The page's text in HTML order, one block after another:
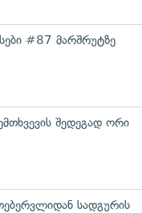
#87 მარშრუტზე
შედეგად ორი
სადგურის